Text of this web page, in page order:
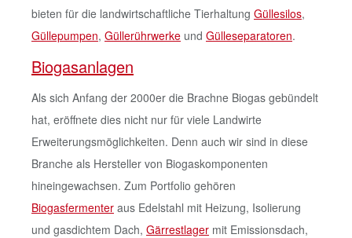
bieten für die landwirtschaftliche Tierhaltung Güllesilos,
Güllepumpen, Güllerührwerke und Gülleseparatoren.
Biogasanlagen
Als sich Anfang der 2000er die Brachne Biogas gebündelt
hat, eröffnete dies nicht nur für viele Landwirte
Erweiterungsmöglichkeiten. Denn auch wir sind in diese
Branche als Hersteller von Biogaskomponenten
hineingewachsen. Zum Portfolio gehören
Biogasfermenter aus Edelstahl mit Heizung, Isolierung
und gasdichtem Dach, Gärrestlager mit Emissionsdach,